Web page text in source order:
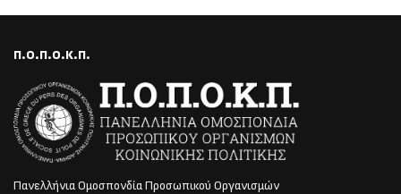
Π.Ο.Π.Ο.Κ.Π.
Πανελλήνια Ομοσπονδία Προσωπικού Οργανισμών